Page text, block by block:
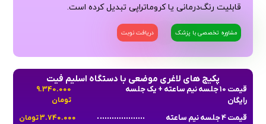
قابلیت رنگ‌درمانی یا کروماتراپی تبدیل کرده است.
مشاوره تخصصی با پزشک دریافت نوبت
پکیج های لاغری موضعی با دستگاه اسلیم فیت
قیمت 10 جلسه نیم ساعته + یک جلسه
رایگان
9.340.000
تومان
قیمت 4 جلسه نیم ساعته 3.740.000 تومان